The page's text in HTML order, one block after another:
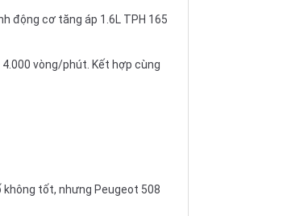
động cơ tăng áp 1.6L TPH 165
vòng/phút. Kết hợp cùng
không tốt, nhưng Peugeot 508